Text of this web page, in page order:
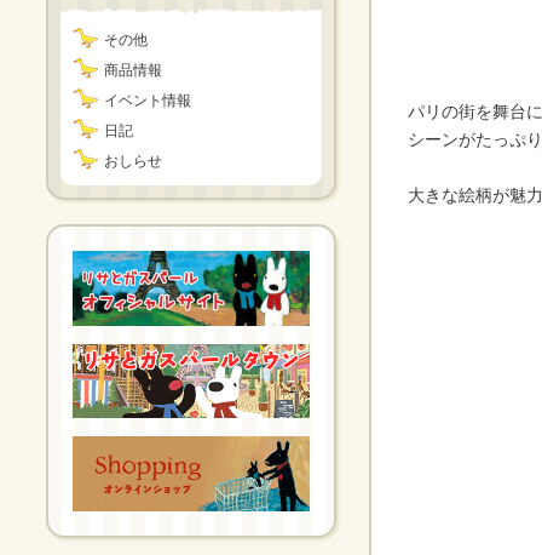
その他
商品情報
イベント情報
日記
おしらせ
パリの街を舞台
シーンがたっぷ
大きな絵柄が魅